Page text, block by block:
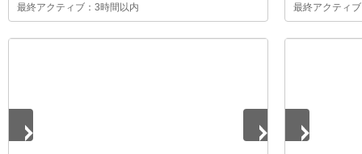
最終アクティブ：3時間以内 最終アクティ